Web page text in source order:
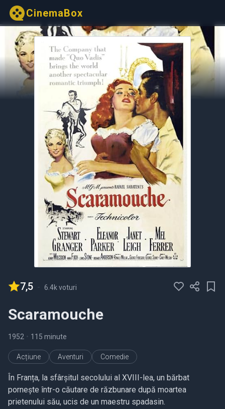
CinemaBox
7,5 - 6.4k voturi
Scaramouche
1952 • 115 minute
Acțiune Aventuri Comedie
În Franța, la sfârșitul secolului al XVIII-lea, un bărbat
pornește într-o căutare de răzbunare după moartea
prietenului său, ucis de un maestru spadasin.